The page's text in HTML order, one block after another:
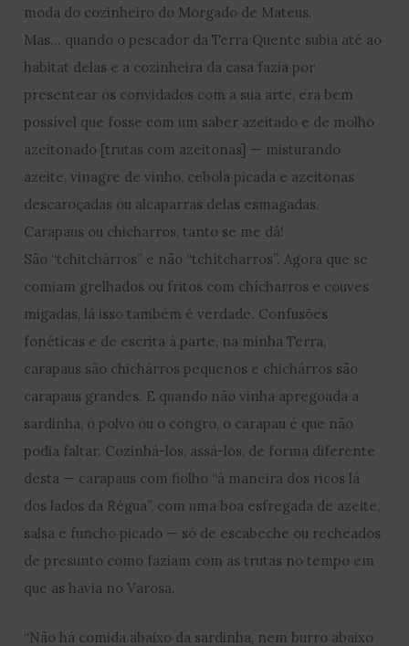
moda do cozinheiro do Morgado de Mateus.
Mas… quando o pescador da Terra Quente subia até ao
habitat delas e a cozinheira da casa fazia por
presentear os convidados com a sua arte, era bem
possível que fosse com um saber azeitado e de molho
azeitonado [trutas com azeitonas] — misturando
azeite, vinagre de vinho, cebola picada e azeitonas
descaroçadas ou alcaparras delas esmagadas.
Carapaus ou chicharros, tanto se me dá!
São “tchitchárros” e não “tchítcharros”. Agora que se
comiam grelhados ou fritos com chícharros e couves
migadas, lá isso também é verdade. Confusões
fonéticas e de escrita à parte, na minha Terra,
carapaus são chichárros pequenos e chichárros são
carapaus grandes. E quando não vinha apregoada a
sardinha, o polvo ou o congro, o carapau é que não
podia faltar. Cozinhá-los, assá-los, de forma diferente
desta — carapaus com fiolho “à maneira dos ricos lá
dos lados da Régua”, com uma boa esfregada de azeite,
salsa e funcho picado — só de escabeche ou recheados
de presunto como faziam com as trutas no tempo em
que as havia no Varosa.
“Não há comida abaixo da sardinha, nem burro abaixo